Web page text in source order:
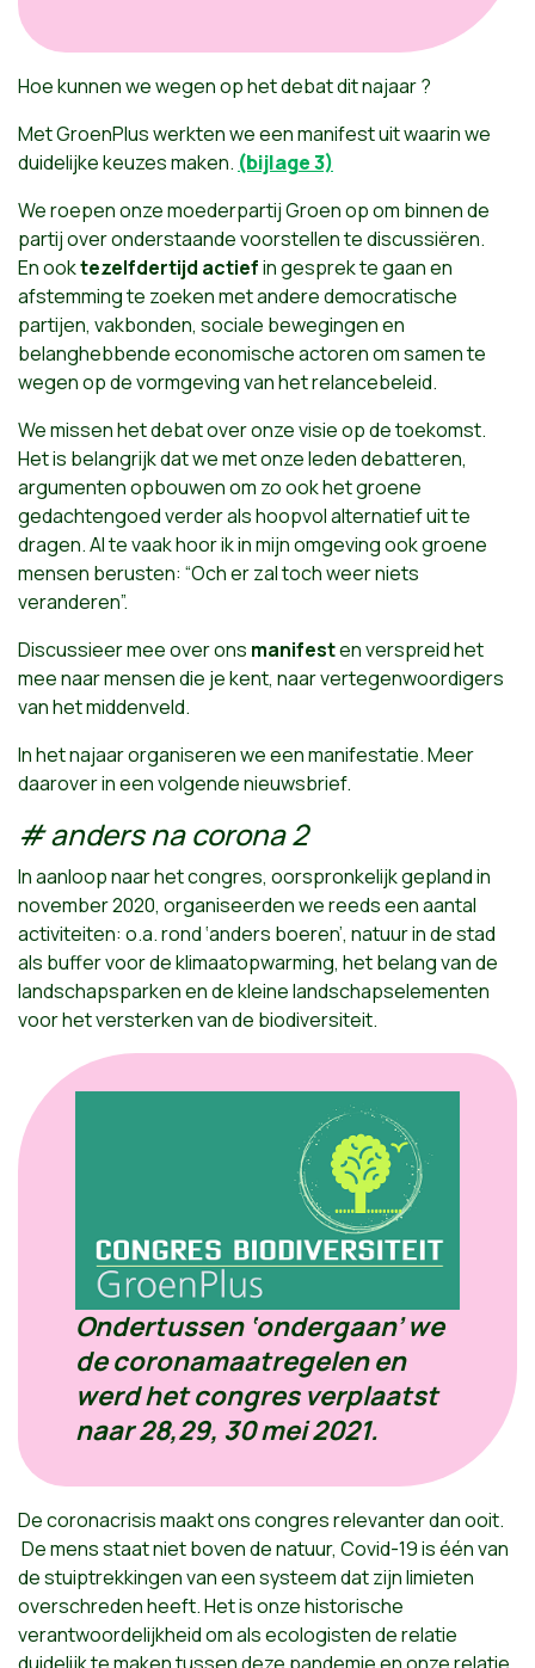
Hoe kunnen we wegen op het debat dit najaar ?
Met GroenPlus werkten we een manifest uit waarin we
duidelijke keuzes maken. (bijlage 3)
We roepen onze moederpartij Groen op om binnen de
partij over onderstaande voorstellen te discussiëren.
En ooktezelfdertijd actiefin gesprek te gaan en
afstemming te zoeken met andere democratische
partijen, vakbonden, sociale bewegingen en
belanghebbende economische actoren om samen te
wegen op de vormgeving van het relancebeleid.
We missen het debat over onze visie op de toekomst.
Het is belangrijk dat we met onze leden debatteren,
argumenten opbouwen om zo ook het groene
gedachtengoed verder als hoopvol alternatief uit te
dragen. Al te vaak hoor ik in mijn omgeving ook groene
mensen berusten: “Och er zal toch weer niets
veranderen”.
Discussieer mee over ons manifesten verspreid het
mee naar mensen die je kent, naar vertegenwoordigers
van het middenveld.
In het najaar organiseren we een manifestatie. Meer
daarover in een volgende nieuwsbrief.
# anders na corona 2
In aanloop naar het congres, oorspronkelijk gepland in
november 2020, organiseerden we reeds een aantal
activiteiten: o.a. rond ‘anders boeren’, natuur in de stad
als buffer voor de klimaatopwarming, het belang van de
landschapsparken en de kleine landschapselementen
voor het versterken van de biodiversiteit.
Ondertussen ‘ondergaan’ we
de coronamaatregelen en
werd het congres verplaatst
naar 28,29, 30 mei 2021.
De coronacrisis maakt ons congres relevanter dan ooit.
De mens staat niet boven de natuur, Covid-19 is één van
de stuiptrekkingen van een systeem dat zijn limieten
overschreden heeft. Het is onze historische
verantwoordelijkheid om als ecologisten de relatie